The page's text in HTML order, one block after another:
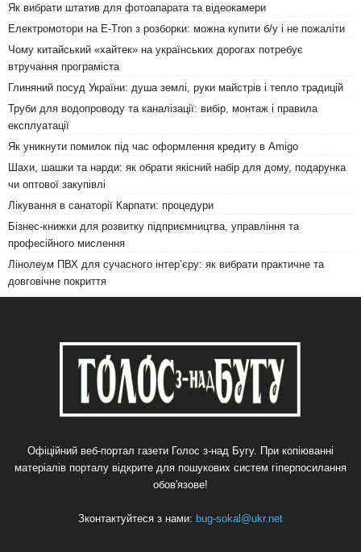
Як вибрати штатив для фотоапарата та відеокамери
Електромотори на E-Tron з розборки: можна купити б/у і не пожаліти
Чому китайський «хайтек» на українських дорогах потребує
втручання програміста
Глиняний посуд України: душа землі, руки майстрів і тепло традицій
Труби для водопроводу та каналізації: вибір, монтаж і правила
експлуатації
Як уникнути помилок під час оформлення кредиту в Amigo
Шахи, шашки та нарди: як обрати якісний набір для дому, подарунка
чи оптової закупівлі
Лікування в санаторії Карпати: процедури
Бізнес-книжки для розвитку підприємництва, управління та
професійного мислення
Лінолеум ПВХ для сучасного інтер’єру: як вибрати практичне та
довговічне покриття
Офіційний веб-портал газети Голос з-над Бугу. При копіюванні
матеріалів порталу відкрите для пошукових систем гіперпосилання
обов'язове!
Зконтактуйтеся з нами: bug-sokal@ukr.net